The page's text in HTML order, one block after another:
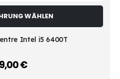
WÄHLEN
weist
Intel i5 6400T
€